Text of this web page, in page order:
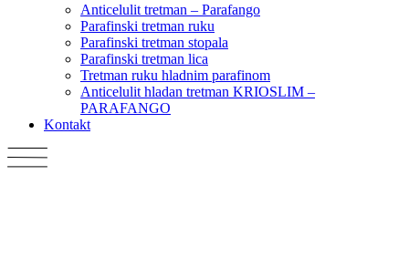
Anticelulit tretman – Parafango
Parafinski tretman ruku
Parafinski tretman stopala
Parafinski tretman lica
Tretman ruku hladnim parafinom
Anticelulit hladan tretman KRIOSLIM –
PARAFANGO
Kontakt